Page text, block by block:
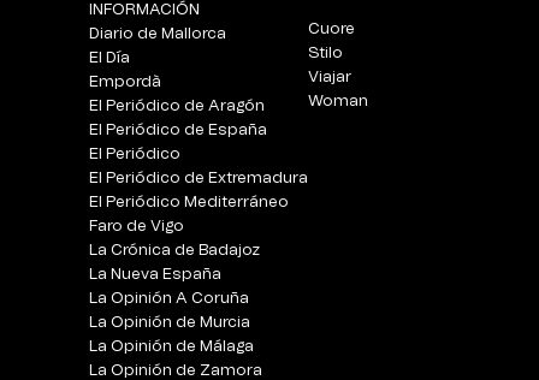
INFORMACIÓN
Diario de Mallorca
El Día
Empordà
El Periódico de Aragón
El Periódico de España
El Periódico
El Periódico de Extremadura
El Periódico Mediterráneo
Faro de Vigo
La Crónica de Badajoz
La Nueva España
La Opinión A Coruña
La Opinión de Murcia
La Opinión de Málaga
La Opinión de Zamora
Cuore
Stilo
Viajar
Woman